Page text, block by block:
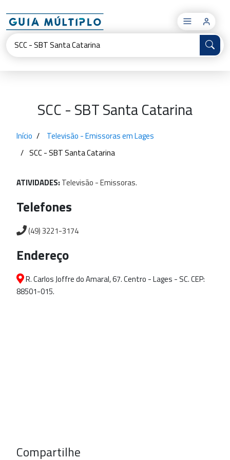
×
SCC - SBT Santa Catarina
Início
Televisão - Emissoras em Lages
SCC - SBT Santa Catarina
ATIVIDADES: Televisão -Emissoras.
Telefones
(49) 3221-3174
Endereço
R. Carlos Joffre do Amaral, 67. Centro - Lages - SC. CEP:
88501-015.
Compartilhe